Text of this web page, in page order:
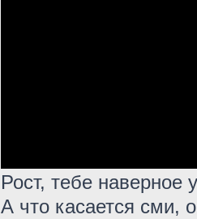
Рост, тебе наверное
А что касается сми,